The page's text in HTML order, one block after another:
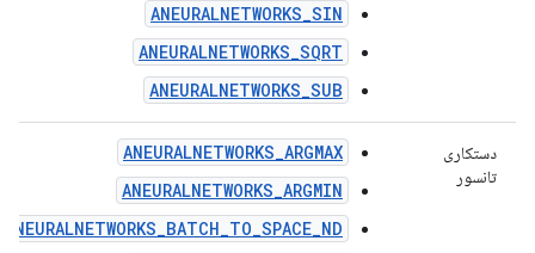
ANEURALNETWORKS_SIN
ANEURALNETWORKS_SQRT
ANEURALNETWORKS_SUB
دستکاری
تانسور
ANEURALNETWORKS_ARGMAX
ANEURALNETWORKS_ARGMIN
ANEURALNETWORKS_BATCH_TO_SPACE_ND